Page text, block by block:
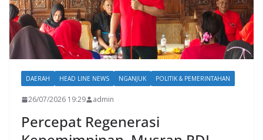
DAERAH HEAD LINE NEWS NGANJUK POLITIK & PEMERINTAHAN
26/07/2026 19:29 admin
Percepat Regenerasi